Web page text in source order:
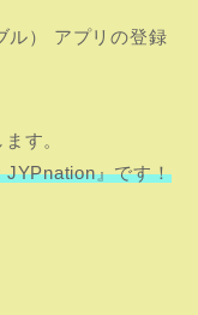
ル） アプリの登録
す。
』です！